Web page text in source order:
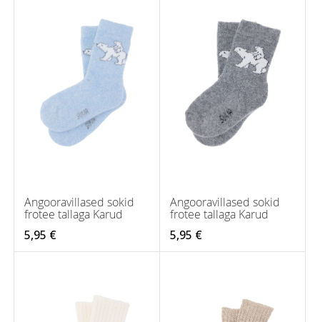
Angooravillased sokid
frotee tallaga Karud
5,95 €
Angooravillased sokid
frotee tallaga Karud
5,95 €